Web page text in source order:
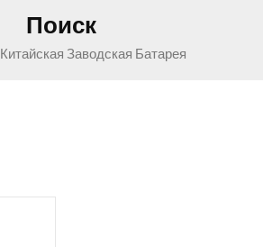
Поиск
Китайская Заводская Батарея